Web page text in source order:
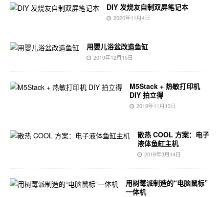
DIY 发烧友自制双屏笔记本
2020年11月4日
用婴儿浴盆改造鱼缸
2019年12月15日
M5Stack + 热敏打印机
DIY 拍立得
2019年11月13日
散热 COOL 方案：电子
液体鱼缸主机
2019年3月14日
用树莓派制造的“电脑鼠标”
一体机